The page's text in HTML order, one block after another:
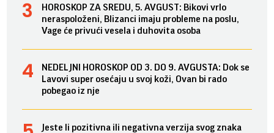
HOROSKOP ZA SREDU, 5. AVGUST: Bikovi vrlo
neraspoloženi, Blizanci imaju probleme na poslu,
Vage će privući vesela i duhovita osoba
NEDELJNI HOROSKOP OD 3. DO 9. AVGUSTA: Dok se
Lavovi super osećaju u svoj koži, Ovan bi rado
pobegao iz nje
Jeste li pozitivna ili negativna verzija svog znaka